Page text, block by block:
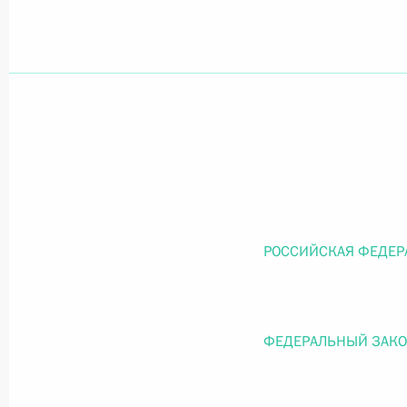
Официальный портал правовой информации
О внесении изменений в статью 11
РОССИЙСКАЯ
ФЕДЕРАЛЬНЫЙ